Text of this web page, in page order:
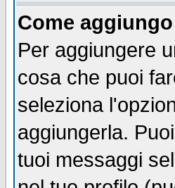
Come
Per aggiungere
cosa che puoi
seleziona
aggiungerla.
tuoi messaggi